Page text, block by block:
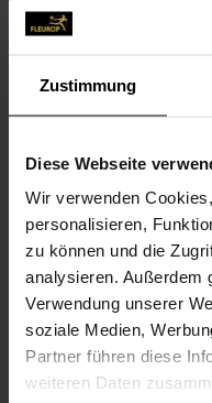
Zustimmung
Diese Webseite
Wir verwenden
personalisieren,
zu können und die
analysieren. Außerdem
Verwendung unserer
soziale Medien,
Partner führen diese
weiteren Daten
Schweizer, Sibylle
Ludwigstr. 15
97346 Iphofen
09323-33 74
09323-880 20 17